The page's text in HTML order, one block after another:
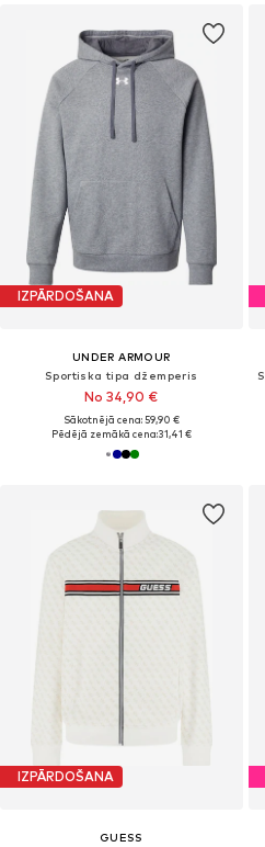
IZPĀRDOŠANA
UNDER ARMOUR
Sportiska tipa džemperis
No 34,90 €
Sākotnējā cena: 59,90 €
Pēdējā zemākā cena:31,41 €
IZPĀRDOŠANA
GUESS